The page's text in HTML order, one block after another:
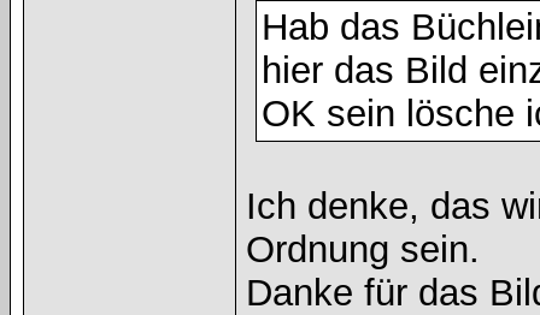
Hab das
hier das Bild
OK sein lösche
Ich denke, das
Ordnung sein.
Danke für das